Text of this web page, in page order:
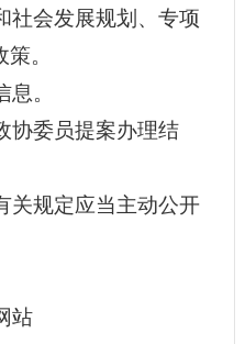
社会发展规划、专项
。
。
协委员提案办理结
关规定应当主动公开
站